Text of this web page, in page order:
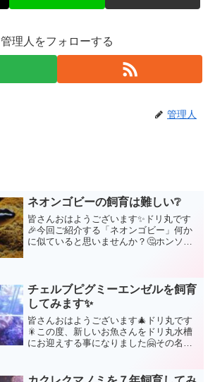
管理人をフォローする
管理人
ネオンゴビーの飼育は難しい❔
皆さんおはようございます✨ドリ丸です
🎉今回ご紹介する「ネオンゴビー」何か
に似ていると思いませんか？🤔ホンソメ
ビーは小型のハゼなんですよ...
チェルブピグミーエンゼルを飼育
してみます✨
皆さんおはようございます🎄ドリ丸です
🎇この度、新しいお魚さんをドリ丸水槽
にお迎えする事になりました🤗その名も
ッコです。これから飼育していく、新た